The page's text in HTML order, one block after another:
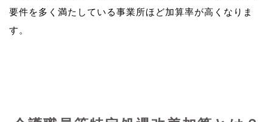
要件を多く満たしている事業所ほど加算率が高くなりま
す。